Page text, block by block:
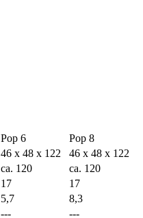
Pop 6
Pop 8
46 x 48 x 122
46 x 48 x 122
ca. 120
ca. 120
17
17
5,7
8,3
---
---